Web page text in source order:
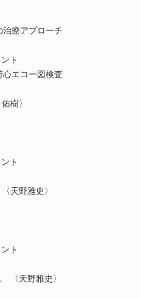
療アプローチ
ト
エコー図検査
樹〉
ト
野雅史〉
ト
天野雅史〉